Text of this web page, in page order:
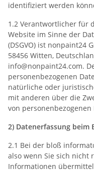
identifiziert werden
1.2 Verantwortlicher für
Website im Sinne der
(DSGVO) ist nonpaint24
58456 Witten,
info@nonpaint24.com.
personenbezogenen
natürliche oder
mit anderen über die
von
2) Datenerfassung beim
2.1 Bei der bloß
also wenn Sie sich nicht
Informationen